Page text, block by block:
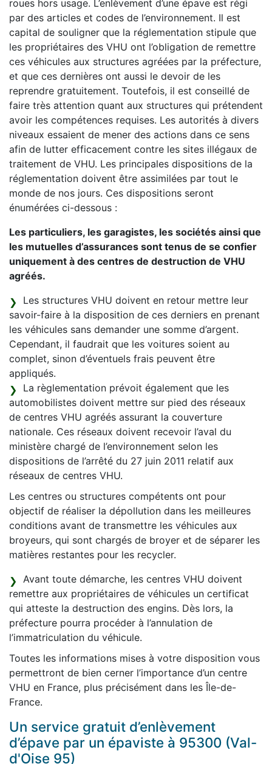
roues hors usage. L’enlèvement d’une épave est régi
par des articles et codes de l’environnement. Il est
capital de souligner que la réglementation stipule que
les propriétaires des VHU ont l’obligation de remettre
ces véhicules aux structures agréées par la préfecture,
et que ces dernières ont aussi le devoir de les
reprendre gratuitement. Toutefois, il est conseillé de
faire très attention quant aux structures qui prétendent
avoir les compétences requises. Les autorités à divers
niveaux essaient de mener des actions dans ce sens
afin de lutter efficacement contre les sites illégaux de
traitement de VHU. Les principales dispositions de la
réglementation doivent être assimilées par tout le
monde de nos jours. Ces dispositions seront
énumérées ci-dessous :
Les particuliers, les garagistes, les sociétés ainsi que
les mutuelles d’assurances sont tenus de se confier
uniquement à des centres de destruction de VHU
agréés.
Les structures VHU doivent en retour mettre leur
savoir-faire à la disposition de ces derniers en prenant
les véhicules sans demander une somme d’argent.
Cependant, il faudrait que les voitures soient au
complet, sinon d’éventuels frais peuvent être
appliqués.
La règlementation prévoit également que les
automobilistes doivent mettre sur pied des réseaux
de centres VHU agréés assurant la couverture
nationale. Ces réseaux doivent recevoir l’aval du
ministère chargé de l’environnement selon les
dispositions de l’arrêté du 27 juin 2011 relatif aux
réseaux de centres VHU.
Les centres ou structures compétents ont pour
objectif de réaliser la dépollution dans les meilleures
conditions avant de transmettre les véhicules aux
broyeurs, qui sont chargés de broyer et de séparer les
matières restantes pour les recycler.
Avant toute démarche, les centres VHU doivent
remettre aux propriétaires de véhicules un certificat
qui atteste la destruction des engins. Dès lors, la
préfecture pourra procéder à l’annulation de
l’immatriculation du véhicule.
Toutes les informations mises à votre disposition vous
permettront de bien cerner l’importance d’un centre
VHU en France, plus précisément dans les Île-de-
France.
Un service gratuit d’enlèvement
d’épave par un épaviste à 95300 (Val-
d'Oise 95)